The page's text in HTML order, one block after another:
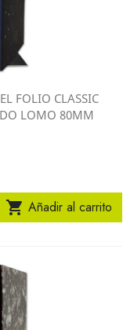
FOLIO CLASSIC
LOMO 80MM
 Añadir al carrito